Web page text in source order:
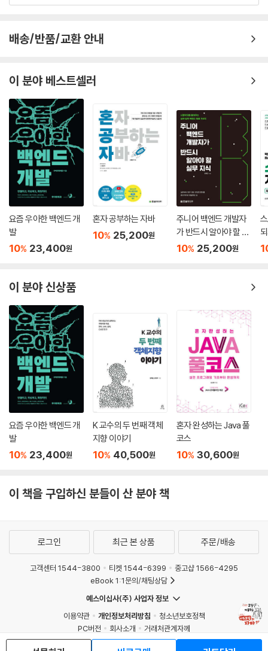
배송/반품/교환 안내
이 분야 베스트셀러
요즘 우아한 백엔드 개
발
10% 23,400원
혼자 공부하는 자바
10% 25,200원
주니어 백엔드 개발자
가 반드시 알아야 할 실
무 지식
10% 25,200원
이 분야 신상품
요즘 우아한 백엔드 개
발
10% 23,400원
K 교수의 두 번째 객체
지향 이야기
10% 40,500원
혼자 완성하는 Java 풀
코스
10% 30,600원
이 책을 구입하신 분들이 산 분야 책
로그인 최근 본 상품 주문/배송
고객센터 1544-3800 티켓 1544-6399
중고샵 1566-4295
eBook 1:1문의/채팅상담
예스이십사(주) 사업자 정보
이용약관
개인정보처리방침
청소년보호정책
PC버전
회사소개
거래처관계자께
도서홍보
광고